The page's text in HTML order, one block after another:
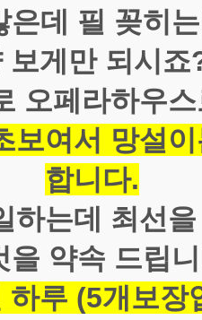
데 필 꽂히
보게만 되시죠
오페라하우
보여서 망설
합니다.
하는데 최선
을 약속 드립
하루 (5개보장